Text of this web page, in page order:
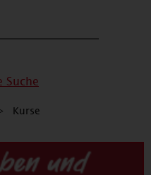
Suche
Kurse